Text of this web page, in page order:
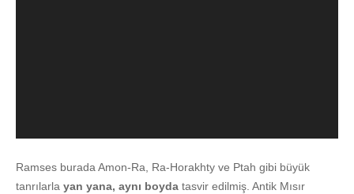
Ramses burada Amon-Ra, Ra-Horakhty ve Ptah gibi büyük
tanrılarla yan yana, aynı boyda tasvir edilmiş. Antik Mısır